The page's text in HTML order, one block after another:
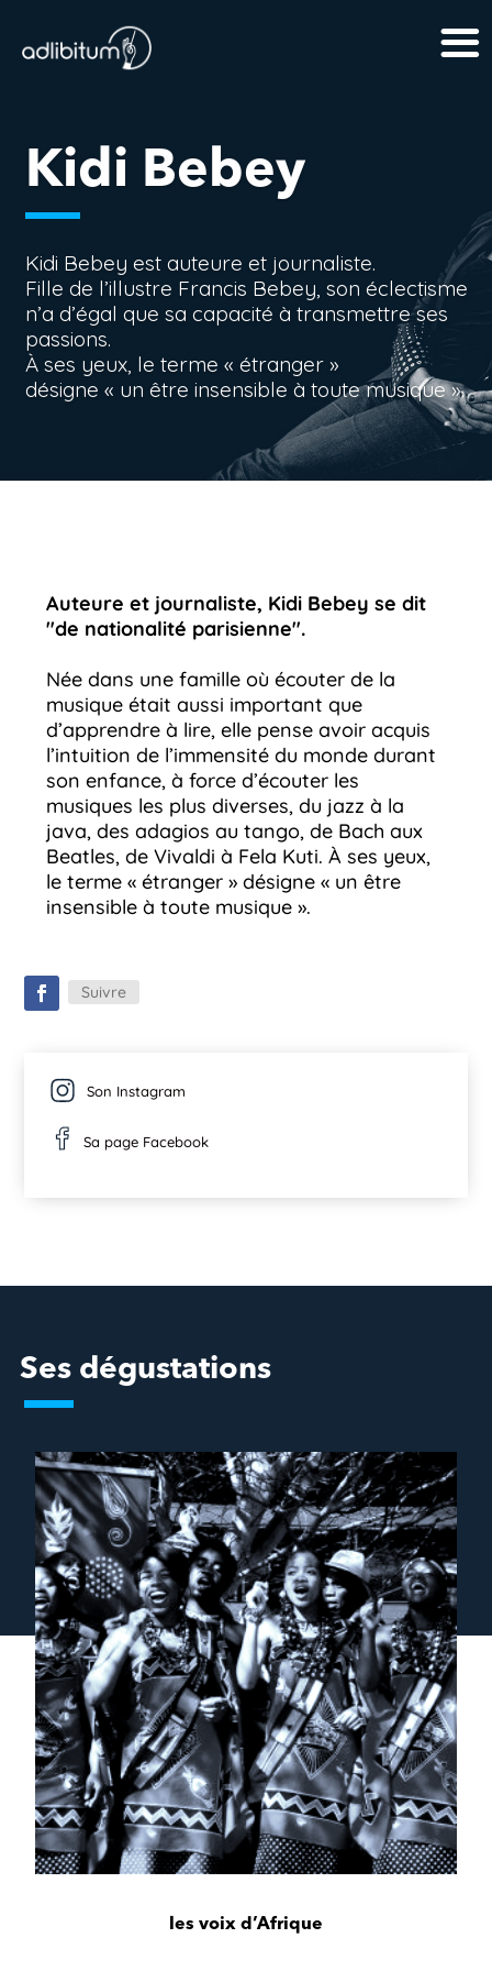
Kidi Bebey
Kidi Bebey est auteure et journaliste.
Fille de l’illustre Francis Bebey, son éclectisme
n’a d’égal que sa capacité à transmettre ses
passions.
À ses yeux, le terme « étranger »
désigne « un être insensible à toute musique ».
Auteure et journaliste, Kidi Bebey se dit
"de nationalité parisienne".
Née dans une famille où écouter de la
musique était aussi important que
d’apprendre à lire, elle pense avoir acquis
l’intuition de l’immensité du monde durant
son enfance, à force d’écouter les
musiques les plus diverses, du jazz à la
java, des adagios au tango, de Bach aux
Beatles, de Vivaldi à Fela Kuti. À ses yeux,
le terme « étranger » désigne « un être
insensible à toute musique ».
Suivre
Son Instagram
Sa page Facebook
Ses dégustations
les voix d’Afrique